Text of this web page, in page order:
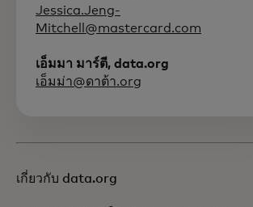
Jessica.Jeng-
Mitchell@mastercard.com
เอ็มมา มาร์ตี, data.org
เอ็มม่า@ดาต้า.org
เกี่ยวกับ data.org